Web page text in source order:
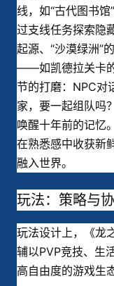
线，如“古代图书
过支线任务探索隐
起源、“沙漠绿洲”
——如凯德拉关卡
节的打磨：NPC对
家，要一起组队吗
唤醒十年前的记忆
在熟悉感中收获新
融入世界。
玩法：策略与
玩法设计上，《龙
辅以PVP竞技、生
高自由度的游戏生态